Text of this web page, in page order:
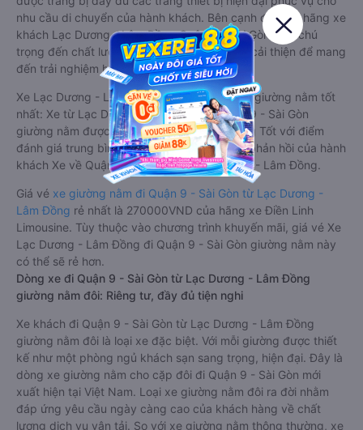
nhu cầu di chuyển của hành khách. Bên cạnh đó, các hãng xe
khách Lạc Dương - Lâm Đồng Quận 9 - Sài Gòn luôn chú
trọng đến chất lượng dịch vụ, không ngừng cải thiện để mang
đến trải nghiệm hoàn hảo cho hành khách.
Xe Lạc Dương - Lâm Đồng Quận 9 - Sài Gòn giường nằm tốt
nhất: Xe từ Lạc Dương - Lâm Đồng đi Quận 9 - Sài Gòn
giường nằm được đánh giá chung chất lượng Tốt với điểm
đánh giá trung bình từ 4.1/5 dựa trên 6364 phản hồi của hành
khách Xe về Quận 9 - Sài Gòn từ Lạc Dương - Lâm Đồng.
Giá vé xe giường nằm đi Quận 9 - Sài Gòn từ Lạc Dương -
Lâm Đồng rẻ nhất là 270000VND của hãng xe Điền Linh
Limousine. Tùy thuộc vào chương trình khuyến mãi, giá vé Xe
Lạc Dương - Lâm Đồng đi Quận 9 - Sài Gòn giường nằm này
có thể sẽ rẻ hơn.
Dòng xe đi Quận 9 - Sài Gòn từ Lạc Dương - Lâm Đồng
giường nằm đôi: Riêng tư, đầy đủ tiện nghi
Xe khách đi Quận 9 - Sài Gòn từ Lạc Dương - Lâm Đồng
giường nằm đôi là loại xe đặc biệt. Với mỗi giường được thiết
kế như một phòng ngủ khách sạn sang trọng, hiện đại. Đây là
dòng xe giường nằm cho cặp đôi đi Quận 9 - Sài Gòn mới
xuất hiện tại Việt Nam. Loại xe giường nằm đôi ra đời nhằm
đáp ứng yêu cầu ngày càng cao của khách hàng về chất
lượng dịch vụ vận tải. So với xe giường nằm thông thường, xe